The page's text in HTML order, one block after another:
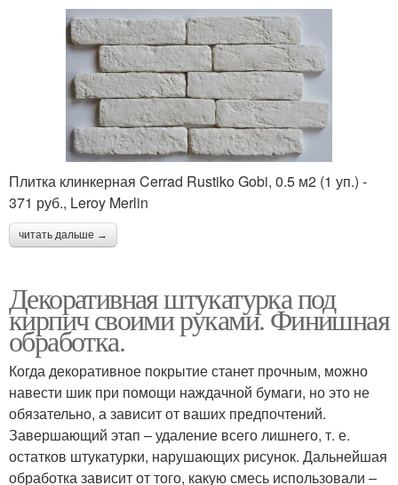
Плитка клинкерная Cerrad Rustiko Gobi, 0.5 м2 (1 уп.) -
371 руб., Leroy Merlin
читать дальше →
Декоративная штукатурка под
кирпич своими руками. Финишная
обработка.
Когда декоративное покрытие станет прочным, можно
навести шик при помощи наждачной бумаги, но это не
обязательно, а зависит от ваших предпочтений.
Завершающий этап – удаление всего лишнего, т. е.
остатков штукатурки, нарушающих рисунок. Дальнейшая
обработка зависит от того, какую смесь использовали –